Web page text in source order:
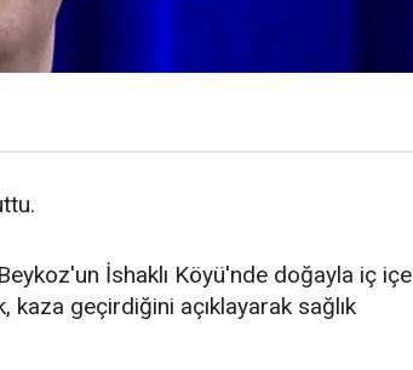
İshaklı Köyü'nde doğayla iç içe
kaza geçirdiğini açıklayarak sağlık